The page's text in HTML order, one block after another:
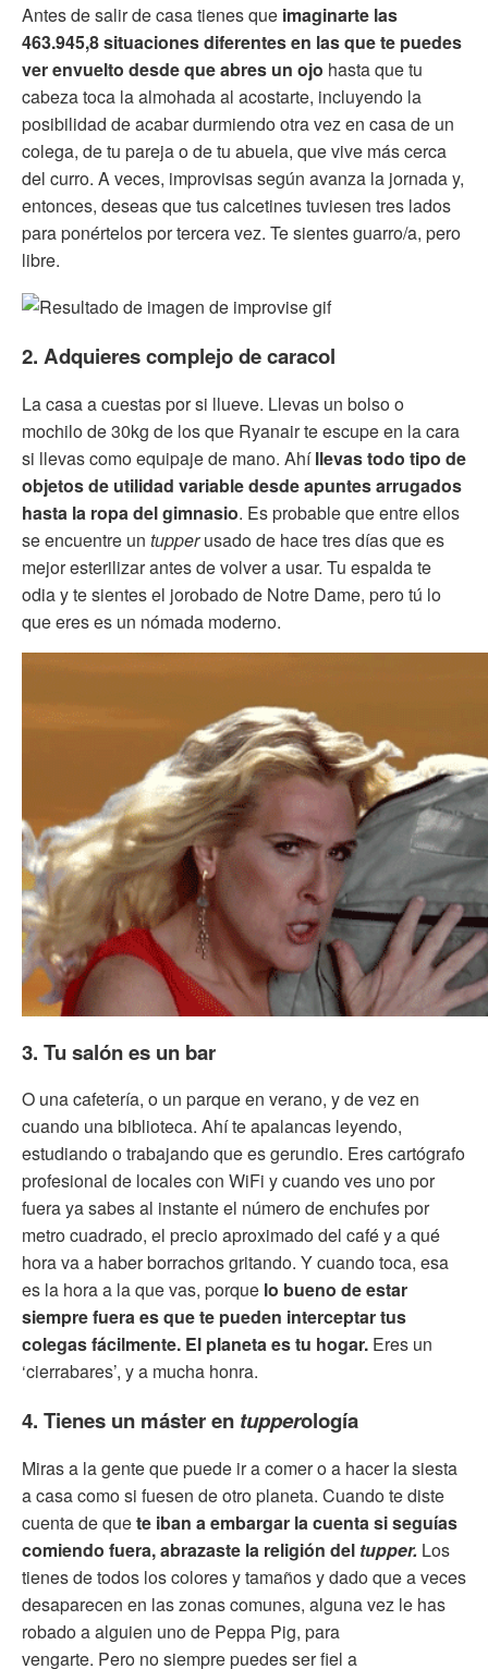
Antes de salir de casa tienes que imaginarte las
463.945,8 situaciones diferentes en las que te puedes
ver envuelto desde que abres un ojo hasta que tu
cabeza toca la almohada al acostarte, incluyendo la
posibilidad de acabar durmiendo otra vez en casa de un
colega, de tu pareja o de tu abuela, que vive más cerca
del curro. A veces, improvisas según avanza la jornada y,
entonces, deseas que tus calcetines tuviesen tres lados
para ponértelos por tercera vez. Te sientes guarro/a, pero
libre.
2. Adquieres complejo de caracol
La casa a cuestas por si llueve. Llevas un bolso o
mochilo de 30kg de los que Ryanair te escupe en la cara
si llevas como equipaje de mano. Ahíllevas todo tipo de
objetos de utilidad variable desde apuntes arrugados
hasta la ropa del gimnasio. Es probable que entre ellos
se encuentre un tupperusado de hace tres días que es
mejor esterilizar antes de volver a usar. Tu espalda te
odia y te sientes el jorobado de Notre Dame, pero tú lo
que eres es un nómada moderno.
3. Tu salón es un bar
O una cafetería, o un parque en verano, y de vez en
cuando una biblioteca. Ahí te apalancas leyendo,
estudiando o trabajando que es gerundio. Eres cartógrafo
profesional de locales con WiFi y cuando ves uno por
fuera ya sabes al instante el número de enchufes por
metro cuadrado, el precio aproximado del café y a qué
hora va a haber borrachos gritando. Y cuando toca, esa
es la hora a la que vas, porque lo bueno de estar
siempre fuera es que te pueden interceptar tus
colegas fácilmente. El planeta es tu hogar. Eres un
‘cierrabares’, y a mucha honra.
4. Tienes un máster en tupperología
Miras a la gente que puede ir a comer o a hacer la siesta
a casa como si fuesen de otro planeta. Cuando te diste
cuenta de quete iban a embargar la cuenta si seguías
comiendo fuera, abrazaste la religión del tupper. Los
tienes de todos los colores y tamaños y dado que a veces
desaparecen en las zonas comunes, alguna vez le has
robado a alguien uno de Peppa Pig, para
vengarte. Pero no siempre puedes ser fiel a